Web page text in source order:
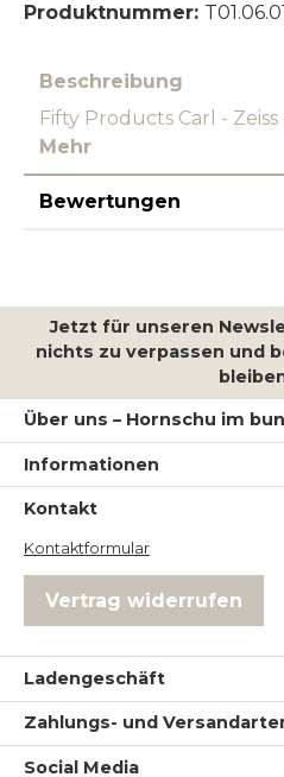
Produktnummer: T01.06.01
Beschreibung
Fifty Products Carl - Zeiss
Mehr
Bewertungen
Jetzt für unseren
nichts zu verpassen und
Über uns – Hornschu im
Informationen
Kontakt
Kontaktformular
Vertrag widerrufen
Ladengeschäft
Zahlungs- und
Social Media